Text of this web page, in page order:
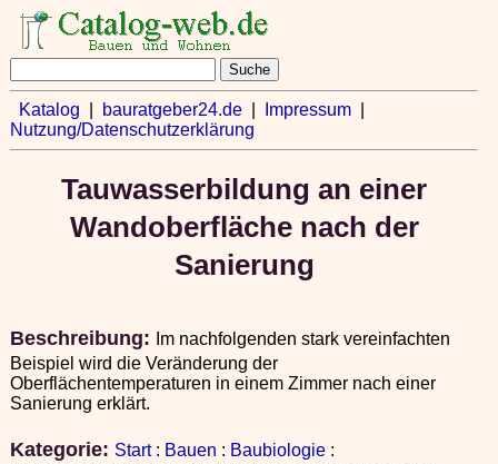
Katalog bauratgeber24.de| Impressum|
Nutzung/Datenschutzerklärung
Tauwasserbildung an einer
Wandoberfläche nach der
Sanierung
Beschreibung:
Im nachfolgenden stark vereinfachten
Beispiel wird die Veränderung der
Oberflächentemperaturen in einem Zimmer nach einer
Sanierung erklärt.
Kategorie: Start: Bauen : Baubiologie: